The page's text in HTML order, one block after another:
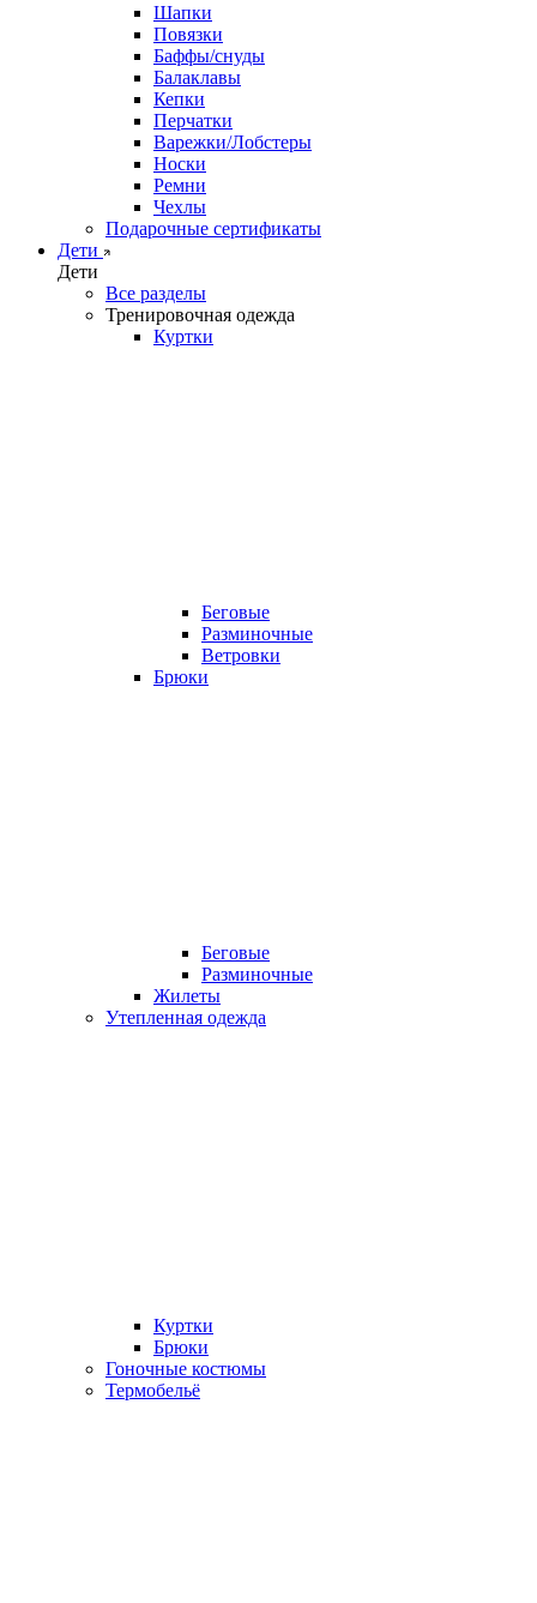
Шапки
Повязки
Баффы/снуды
Балаклавы
Кепки
Перчатки
Варежки/Лобстеры
Носки
Ремни
Чехлы
Подарочные сертификаты
Дети
Дети
Все разделы
Тренировочная одежда
Куртки
Беговые
Разминочные
Ветровки
Брюки
Беговые
Разминочные
Жилеты
Утепленная одежда
Куртки
Брюки
Гоночные костюмы
Термобельё